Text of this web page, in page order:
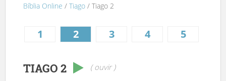
Bíblia Online / Tiago / Tiago 2
1 2 3 4 5
TIAGO 2 ( ouvir )